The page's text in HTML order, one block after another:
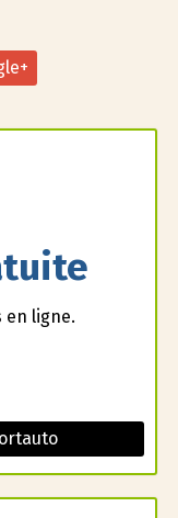
en ligne.